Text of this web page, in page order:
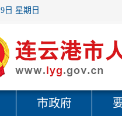
日 星期日
市政府